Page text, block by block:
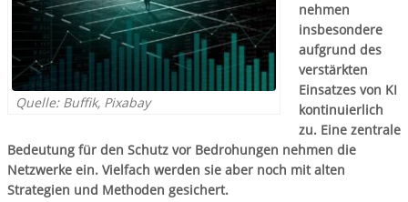
Quelle: Buffik, Pixabay
nehmen
insbesondere
aufgrund des
verstärkten
Einsatzes von KI
kontinuierlich
zu. Eine zentrale
Bedeutung für den Schutz vor Bedrohungen nehmen die
Netzwerke ein. Vielfach werden sie aber noch mit alten
Strategien und Methoden gesichert.